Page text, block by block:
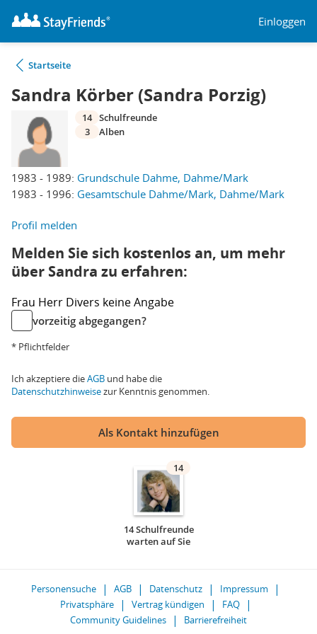
Einloggen
Startseite
Sandra Körber (Sandra Porzig)
1983 - 1989: Grundschule Dahme, Dahme/Mark
1983 - 1996: Gesamtschule Dahme/Mark, Dahme/Mark
14 Schulfreunde
3
Alben
Profil melden
Melden Sie sich kostenlos an, um mehr
über Sandra zu erfahren:
Frau Herr Divers keine Angabe
vorzeitig abgegangen?
* Pflichtfelder
Ich akzeptiere dieAGB und habe die
Datenschutzhinweisezur Kenntnis genommen.
Als Kontakt hinzufügen
14
14 Schulfreunde
warten auf Sie
Personensuche AGB Datenschutz
Impressum
Privatsphäre
Vertrag kündigen
FAQ
Community Guidelines
Barrierefreiheit